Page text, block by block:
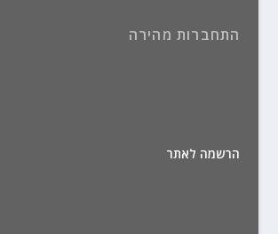
התחברות מהירה
הרשמה לאתר